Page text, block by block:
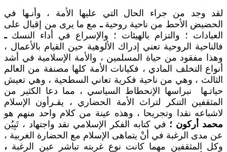
لقد وجد من جراء الحال التي عليها الأمة ، وأنـها في
الحضيض الأحط من ناحية روحية ـمع ما يرى من إقبال على
العبادات ؛ والتزام بالهيئات ؛ والإسراع في أداء النسك ـ
فالناحية الروحية تعني إدراك الألوهية حين القيام بالأعمال ،
وهذا مفقود من حياة المسلمين ، والأمة الإسلامية في أشد
أنواع التخلف المادي ، فكيانات الأمة كلها مصنفة من العالم
الثالث ، وهي من ناحية فكرية تعاني السطحية ، وهي تعيش
حياتـها نبراسها الإنحطاط السياسي ، مما دعا الكثير من
المثقفين التنكر لتراث الأمة الحضاري ، يقـرأون الإسلام
لاشباعه نقدا وتجريحا ، وهذه عينة من كلام واحد منهم هو
محمد أركون ؛ في كتابه الفكر الإسلامي نقد واجتهاد ، تَبِيُن
عن مدى الرغبة في أنْ يتماهى الإسلام مع الحضارة الغربية ،
وكل المثقفين مهما كانت نوع غربته تباشر عين الرغبة ،